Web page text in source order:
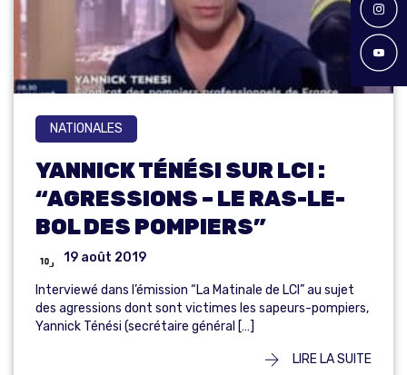
NATIONALES
YANNICK TÉNÉSI SUR LCI :
“AGRESSIONS – LE RAS-LE-
BOL DES POMPIERS”
19 août 2019
Interviewé dans l’émission “La Matinale de LCI” au sujet
des agressions dont sont victimes les sapeurs-pompiers,
Yannick Ténési (secrétaire général […]
LIRE LA SUITE